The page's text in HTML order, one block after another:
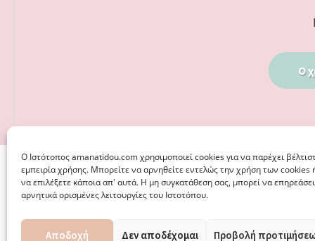
Ο Iστότοπος amanatidou.com χρησιμοποιεί cookies για να παρέχει
εμπειρία χρήσης. Μπορείτε να αρνηθείτε εντελώς την χρήση των cookies
να επιλέξετε κάποια απ' αυτά. Η μη συγκατάθεση σας, μπορεί να επηρεάσει
αρνητικά ορισμένες λειτουργίες του Ιστοτόπου.
Αποδοχή Δεν αποδέχομαι Προβολή
Ο
© 2026 · ΦΩΣΤΗΡΊΑ ΑΜΑΝΑΤΊΔΟΥ, ΨΥΧΟΛΌΓΟΣ